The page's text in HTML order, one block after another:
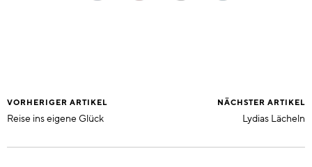
VORHERIGER ARTIKEL
Reise ins eigene Glück
NÄCHSTER ARTIKEL
Lydias Lächeln